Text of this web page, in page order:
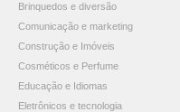
Brinquedos e diversão
Comunicação e marketing
Construção e Imóveis
Cosméticos e Perfume
Educação e Idiomas
Eletrônicos e tecnologia